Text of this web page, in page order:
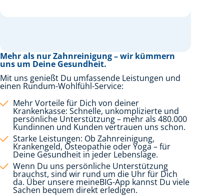
Mehr als nur Zahnreinigung – wir kümmern
uns um Deine Gesundheit.
Mit uns genießt Du umfassende Leistungen und
einen Rundum-Wohlfühl-Service:
Mehr Vorteile für Dich von deiner
Krankenkasse: Schnelle, unkomplizierte und
persönliche Unterstützung – mehr als 480.000
Kundinnen und Kunden vertrauen uns schon.
Starke Leistungen: Ob Zahnreinigung,
Krankengeld, Osteopathie oder Yoga – für
Deine Gesundheit in jeder Lebenslage.
Wenn Du uns persönliche Unterstützung
brauchst, sind wir rund um die Uhr für Dich
da. Über unsere meineBIG-App kannst Du viele
Sachen bequem direkt erledigen.